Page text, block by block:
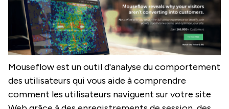
Mouseflow est un outil d'analyse du comportement
des utilisateurs qui vous aide à comprendre
comment les utilisateurs naviguent sur votre site